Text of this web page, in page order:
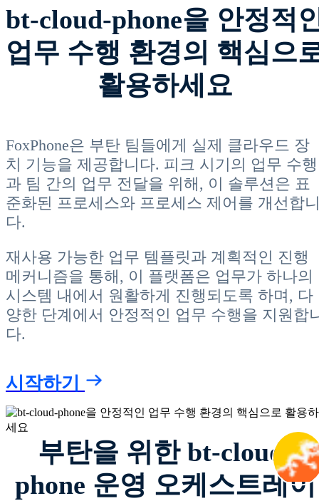
bt-cloud-phone을 안정적
업무 수행 환경의 핵심으
활용하세요
FoxPhone은 부탄 팀들에게 실제 클라우드 장
치 기능을 제공합니다. 피크 시기의 업무 수행
과 팀 간의 업무 전달을 위해, 이 솔루션은 표
준화된 프로세스와 프로세스 제어를 개선합
다.
재사용 가능한 업무 템플릿과 계획적인 진행
메커니즘을 통해, 이 플랫폼은 업무가 하나의
시스템 내에서 원활하게 진행되도록 하며, 다
양한 단계에서 안정적인 업무 수행을 지원합
다.
시작하기
부탄을 위한 bt-cloud-
phone 운영 오케스트레이